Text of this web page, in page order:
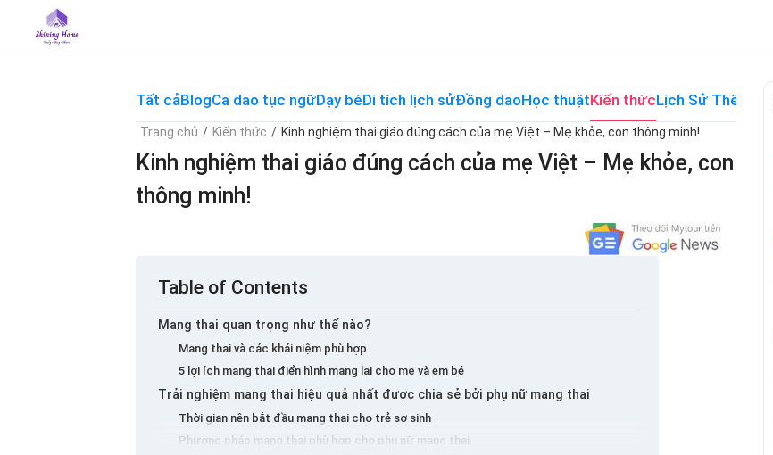
content
Tất cảBlogCa dao tục ngữDạy béDi tích lịch sửĐồng daoHọc thuậtKiến thứcLịch Sử Thế Giới
Trang chủ / Kiến thức / Kinh nghiệm thai giáo đúng cách của mẹ Việt – Mẹ khỏe, con thông minh!
Kinh nghiệm thai giáo đúng cách của mẹ Việt – Mẹ khỏe, con
thông minh!
Table of Contents
Mang thai quan trọng như thế nào?
Mang thai và các khái niệm phù hợp
5 lợi ích mang thai điển hình mang lại cho mẹ và em bé
Trải nghiệm mang thai hiệu quả nhất được chia sẻ bởi phụ nữ mang thai
Thời gian nên bắt đầu mang thai cho trẻ sơ sinh
Phương pháp mang thai phù hợp cho phụ nữ mang thai